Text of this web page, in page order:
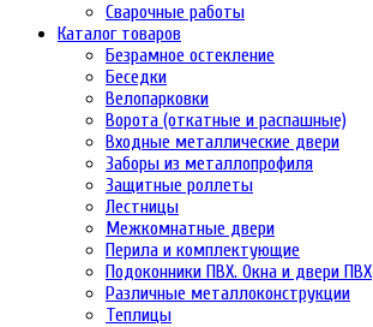
Сварочные работы
Каталог товаров
Безрамное остекление
Беседки
Велопарковки
Ворота (откатные и распашные)
Входные металлические двери
Заборы из металлопрофиля
Защитные роллеты
Лестницы
Межкомнатные двери
Перила и комплектующие
Подоконники ПВХ. Окна и двери ПВХ
Различные металлоконструкции
Теплицы